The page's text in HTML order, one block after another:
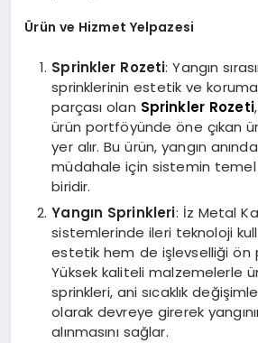
Ürün ve Hizmet Yelpazesi
Sprinkler Rozeti: Yangın
sprinklerinin estetik ve
parçası olan Sprinkler Rozeti
ürün portföyünde öne çıkan
yer alır. Bu ürün, yangın
müdahale için sistemin temel
biridir.
Yangın Sprinkleri: İz Metal
sistemlerinde ileri teknoloji
estetik hem de işlevselliği ön
Yüksek kaliteli malzemelerle
sprinkleri, ani sıcaklık
olarak devreye girerek
alınmasını sağlar.